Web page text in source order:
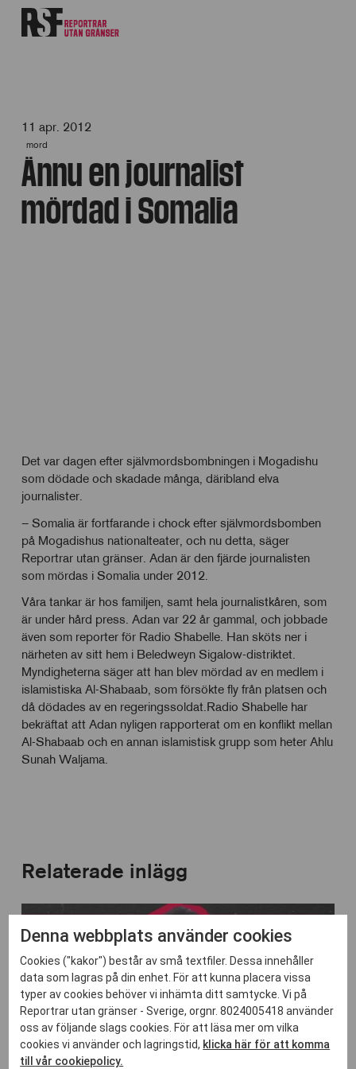
11 apr. 2012
mord
Ännu en journalist
mördad i Somalia
Det var dagen efter självmordsbombningen i Mogadishu
som dödade och skadade många, däribland elva
journalister.
– Somalia är fortfarande i chock efter självmordsbomben
på Mogadishus nationalteater, och nu detta, säger
Reportrar utan gränser. Adan är den fjärde journalisten
som mördas i Somalia under 2012.
Våra tankar är hos familjen, samt hela journalistkåren, som
är under hård press. Adan var 22 år gammal, och jobbade
även som reporter för Radio Shabelle. Han sköts ner i
närheten av sitt hem i Beledweyn Sigalow-distriktet.
Myndigheterna säger att han blev mördad av en medlem i
islamistiska Al-Shabaab, som försökte fly från platsen och
då dödades av en regeringssoldat.Radio Shabelle har
bekräftat att Adan nyligen rapporterat om en konflikt mellan
Al-Shabaab och en annan islamistisk grupp som heter Ahlu
Sunah Waljama.
Relaterade inlägg
Denna webbplats använder cookies
Cookies ("kakor") består av små textfiler. Dessa innehåller
data som lagras på din enhet. För att kunna placera vissa
typer av cookies behöver vi inhämta ditt samtycke. Vi på
Reportrar utan gränser - Sverige, orgnr. 8024005418 använder
oss av följande slags cookies. För att läsa mer om vilka
cookies vi använder och lagringstid, klicka här för att komma
till vår cookiepolicy.